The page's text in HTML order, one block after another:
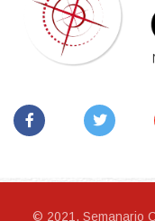
© 2021, Semanario